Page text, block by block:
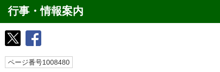
行事・情報案内
ページ番号1008480